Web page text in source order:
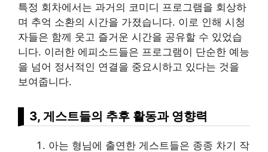
특정 회차에서는 과거의 코미디 프로그램을 회상하
며 추억 소환의 시간을 가졌습니다. 이로 인해 시청
자들은 함께 웃고 즐거운 시간을 공유할 수 있었습
니다. 이러한 에피소드들은 프로그램이 단순한 예능
을 넘어 정서적인 연결을 중요시하고 있다는 것을
보여줍니다.
3, 게스트들의 추후 활동과 영향력
아는 형님에 출연한 게스트들은 종종 차기 작